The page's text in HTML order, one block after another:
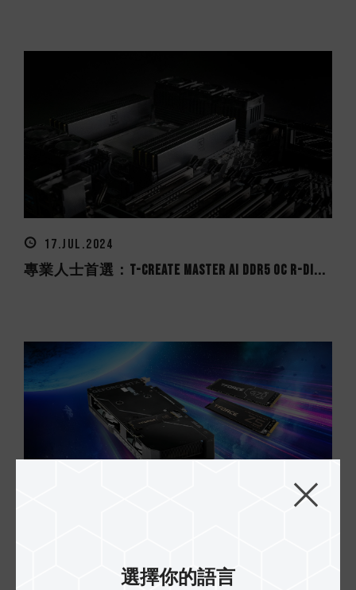
17.JUL.2024
專業人士首選：T-CREATE MASTER Ai DDR5 OC R-DI...
T-FORCE M.2 PCIe SSD 也可以安裝在顯示卡上進...
選擇你的語言